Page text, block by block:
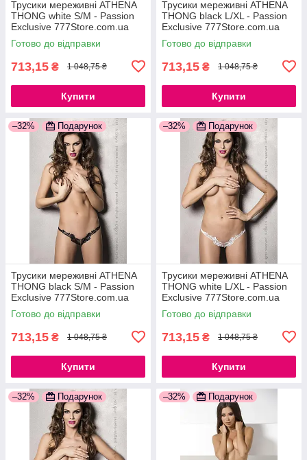
Трусики мереживні ATHENA
THONG white S/M - Passion
Exclusive 777Store.com.ua
Готово до відправки
713,15 ₴ 1 048,75 ₴
Купити
Трусики мереживні ATHENA
THONG black L/XL - Passion
Exclusive 777Store.com.ua
Готово до відправки
713,15 ₴ 1 048,75 ₴
Купити
–32% Подарунок
Трусики мереживні ATHENA
THONG black S/M - Passion
Exclusive 777Store.com.ua
Готово до відправки
713,15 ₴ 1 048,75 ₴
Купити
–32% Подарунок
Трусики мереживні ATHENA
THONG white L/XL - Passion
Exclusive 777Store.com.ua
Готово до відправки
713,15 ₴ 1 048,75 ₴
Купити
–32% Подарунок –32% Подарунок